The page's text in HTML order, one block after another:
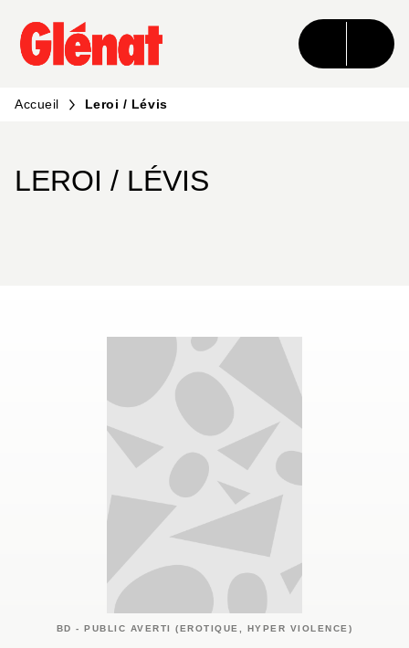
MENU RECHERCHE CONTENU
PIED DE PAGE
Accueil Leroi / Lévis
LEROI / LÉVIS
BD - PUBLIC AVERTI (EROTIQUE, HYPER VIOLENCE)